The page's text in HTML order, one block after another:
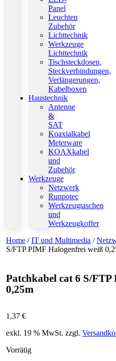
Panel
Leuchten
Zubehör
Lichttechnik
Werkzeuge
Lichttechnik
Tischsteckdosen,
Steckverbindungen,
Verlängerungen,
Kabelboxen
Haustechnik
Antenne
&
SAT
Koaxialkabel
Meterware
KOAXkabel
und
Zubehör
Werkzeuge
Netzwerk
Runpotec
Werkzeugtaschen
und
Werkzeugkoffer
Home /IT und Multimedia /
S/FTP PIMF Halogenfrei weiß
Patchkabel cat 6 S/
0,25m
1,37 €
exkl. 19 % MwSt. zzgl.
Vorrätig